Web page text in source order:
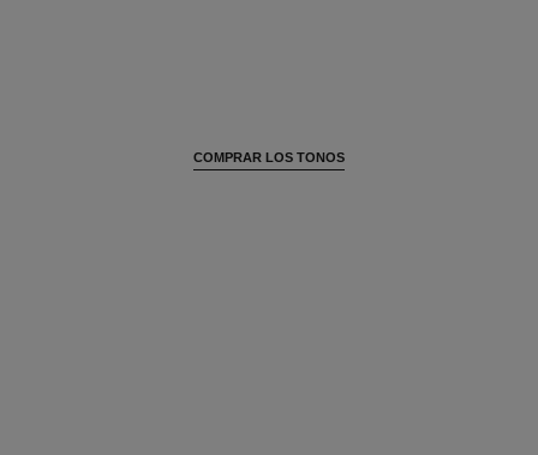
COMPRAR LOS TONOS